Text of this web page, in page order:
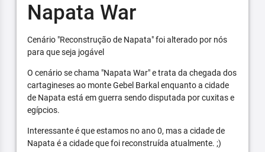
Napata War
Cenário "Reconstrução de Napata" foi alterado por nós
para que seja jogável
O cenário se chama "Napata War" e trata da chegada dos
cartagineses ao monte Gebel Barkal enquanto a cidade
de Napata está em guerra sendo disputada por cuxitas e
egípcios.
Interessante é que estamos no ano 0, mas a cidade de
Napata é a cidade que foi reconstruída atualmente. ;)